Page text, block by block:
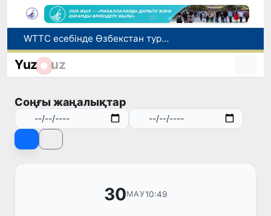
WTTC есебінде Өзбекстан туризмнің өсу қарқыны бойынша Орталық Азияда бірінші орынға шықты
Мүмкіндігі шектеулі талапкерлерге қабылдау емтихандарында қосымша уақыт беріледі
Жарты жылда Өзбекстанда қанша егіз сәби дүниеге келді?
Yuz uz
Соңғы жаңалықтар
30МАУ10:49